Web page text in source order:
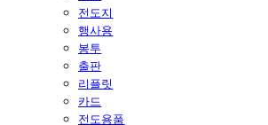
전도지
행사용
봉투
출판
리플릿
카드
전도용품